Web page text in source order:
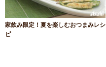
家飲み限定！夏を楽しむおつまみレシ
ピ